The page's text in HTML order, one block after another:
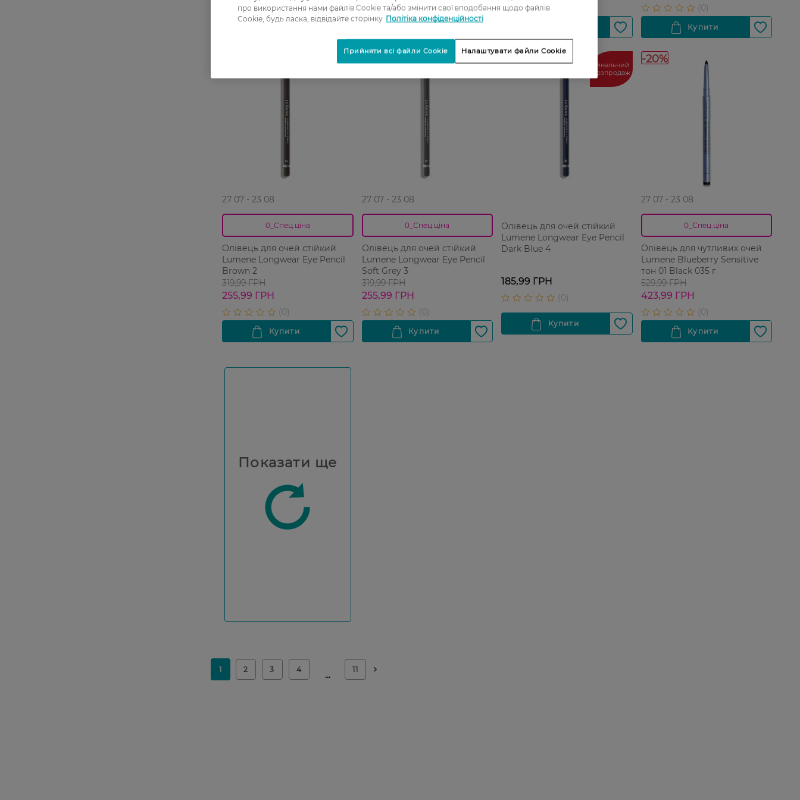
27 07 - 23 08
0_Спец.ціна
Олівець для очей стійкий
Lumene Longwear Eye Pencil
Brown 2
319,99 ГРН
255,99 ГРН
27 07 - 23 08
0_Спец.ціна
Олівець для очей стійкий
Lumene Longwear Eye Pencil
Soft Grey 3
319,99 ГРН
255,99 ГРН
Фінальний
розпродаж
Олівець для очей стійкий
Lumene Longwear Eye Pencil
Dark Blue 4
185,99 ГРН
-20%
27 07 - 23 08
0_Спец.ціна
Олівець для чутливих очей
Lumene Blueberry Sensitive
тон 01 Black 035 г
529,99 ГРН
423,99 ГРН
Показати ще
про використання нами файлів Cookie та/або змінити свої вподобання щодо файлів
Cookie, будь ласка, відвідайте сторінку Політіка конфіденційності
Налаштувати файли Cookie
Прийняти всі файли Cookie